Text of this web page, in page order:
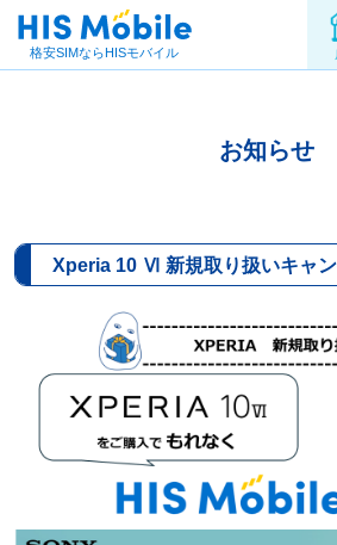
格安SIMならHISモバイル
お知らせ
Xperia 10 Ⅵ 新規取り扱いキャ